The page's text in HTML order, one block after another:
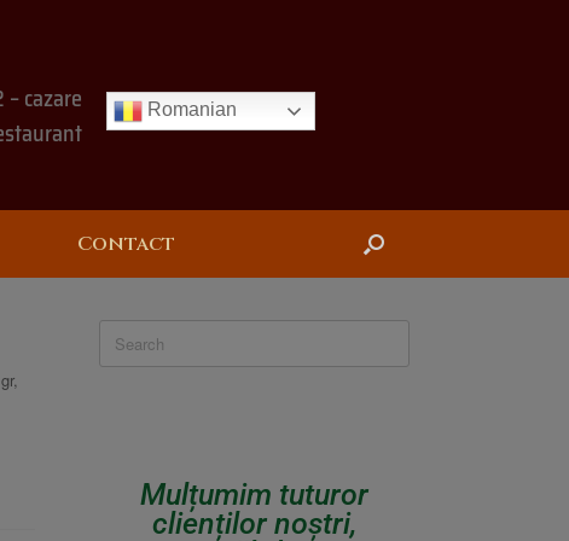
cazare
Romanian
Contact
Mulțumim tuturor
clienților noștri,